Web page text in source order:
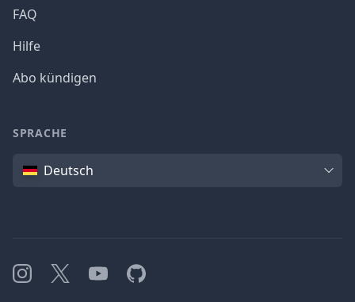
FAQ
Hilfe
Abo kündigen
SPRACHE
SpracheDeutsch
Instagram
X YouTubeGitHub